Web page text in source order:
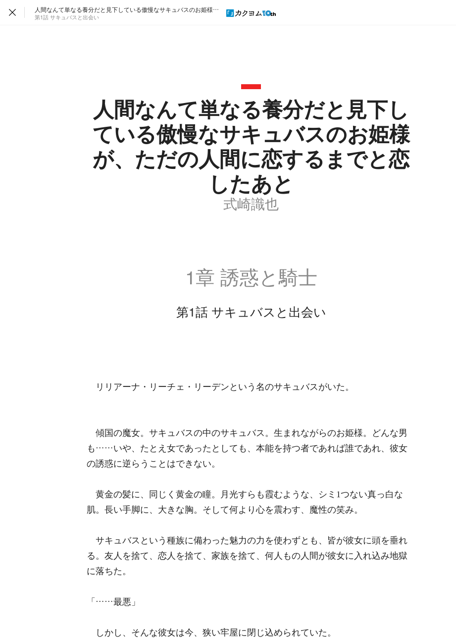
人間なんて単なる養分だと見下している傲慢なサキュバスのお姫様が、ただの人間に恋するまでと恋したあと
第1話 サキュバスと出会い
人間なんて単なる養分だと見下し
ている傲慢なサキュバスのお姫様
が、ただの人間に恋するまでと恋
したあと
式崎識也
1章 誘惑と騎士
第1話 サキュバスと出会い
リリアーナ・リーチェ・リーデンという名のサキュバスがいた。
傾国の魔女。サキュバスの中のサキュバス。生まれながらのお姫様。どんな男
も……いや、たとえ女であったとしても、本能を持つ者であれば誰であれ、彼女
の誘惑に逆らうことはできない。
黄金の髪に、同じく黄金の瞳。月光すらも霞むような、シミ1つない真っ白な
肌。長い手脚に、大きな胸。そして何より心を震わす、魔性の笑み。
サキュバスという種族に備わった魅力の力を使わずとも、皆が彼女に頭を垂れ
る。友人を捨て、恋人を捨て、家族を捨て、何人もの人間が彼女に入れ込み地獄
に落ちた。
「……最悪」
しかし、そんな彼女は今、狭い牢屋に閉じ込められていた。